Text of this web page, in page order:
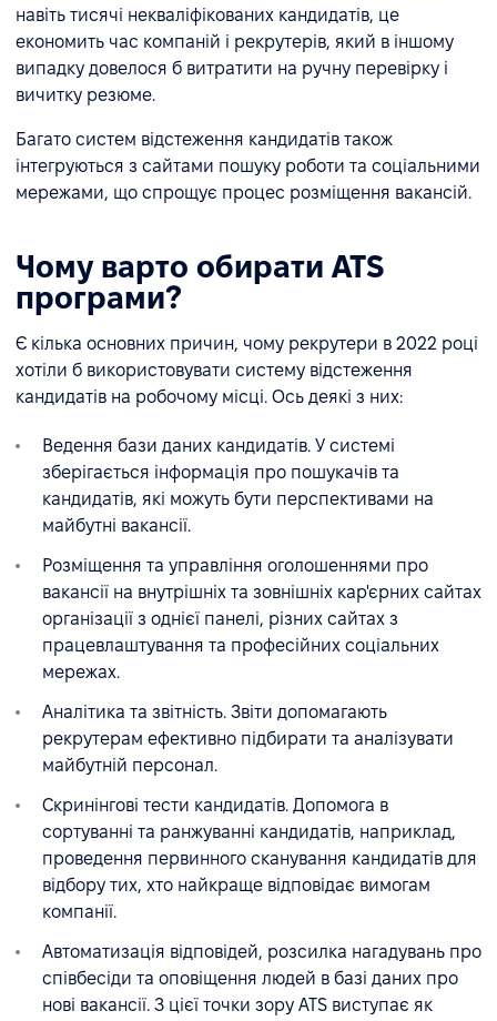
навіть тисячі некваліфікованих кандидатів, це
економить час компаній і рекрутерів, який в іншому
випадку довелося б витратити на ручну перевірку і
вичитку резюме.
Багато систем відстеження кандидатів також
інтегруються з сайтами пошуку роботи та соціальними
мережами, що спрощує процес розміщення вакансій.
Чому варто обирати ATS
програми?
Є кілька основних причин, чому рекрутери в 2022 році
хотіли б використовувати систему відстеження
кандидатів на робочому місці. Ось деякі з них:
Ведення бази даних кандидатів. У системі
зберігається інформація про пошукачів та
кандидатів, які можуть бути перспективами на
майбутні вакансії.
Розміщення та управління оголошеннями про
вакансії на внутрішніх та зовнішніх кар'єрних сайтах
організації з однієї панелі, різних сайтах з
працевлаштування та професійних соціальних
мережах.
Аналітика та звітність. Звіти допомагають
рекрутерам ефективно підбирати та аналізувати
майбутній персонал.
Скринінгові тести кандидатів. Допомога в
сортуванні та ранжуванні кандидатів, наприклад,
проведення первинного сканування кандидатів для
відбору тих, хто найкраще відповідає вимогам
компанії.
Автоматизація відповідей, розсилка нагадувань про
співбесіди та оповіщення людей в базі даних про
нові вакансії. З цієї точки зору ATS виступає як